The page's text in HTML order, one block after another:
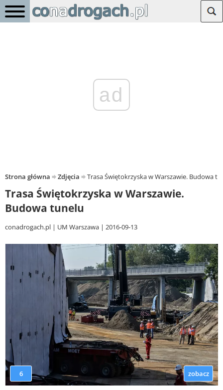
ad
Strona główna Zdjęcia Trasa Świętokrzyska w Warszawie. Budowa
Trasa Świętokrzyska w Warszawie.
Budowa tunelu
conadrogach.pl UM Warszawa 2016-09-13
6 zobacz